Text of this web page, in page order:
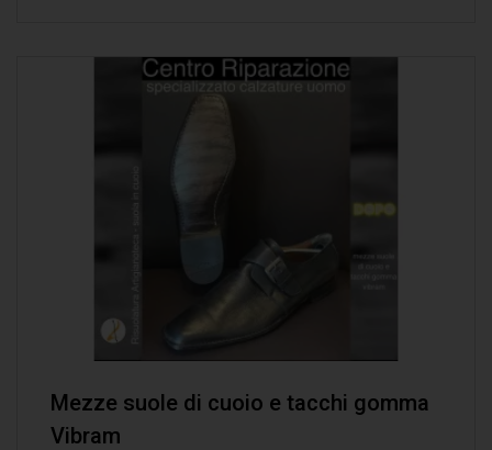
Mezze suole di cuoio e tacchi gomma
Vibram